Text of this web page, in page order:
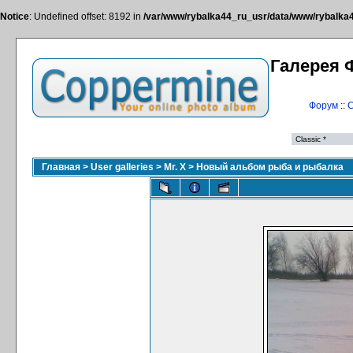
Notice: Undefined offset: 8192 in /var/www/rybalka44_ru_usr/data/www/
Галерея
Форум::
Главная > User galleries > Mr. X > Новый альбом рыба и рыбалка